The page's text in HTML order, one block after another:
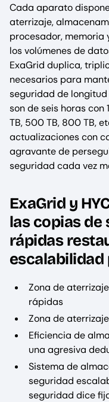
Cada aparato
aterrizaje,
procesador, memoria
los volúmenes de
ExaGrid duplica,
necesarios para
seguridad de
son de seis horas
TB, 500 TB, 800 TB,
actualizaciones con
agravante de
seguridad cada vez
ExaGrid y
las copias de
rápidas
escalabilidad
Zona de
rápidas
Zona de
Eficiencia de
una agresiva
Sistema de
seguridad
seguridad dice